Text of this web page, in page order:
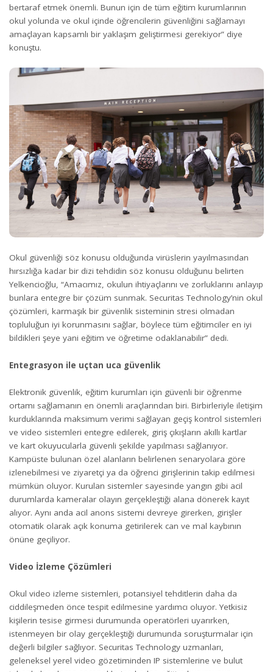
bertaraf etmek önemli. Bunun için de tüm eğitim kurumlarının
okul yolunda ve okul içinde öğrencilerin güvenliğini sağlamayı
amaçlayan kapsamlı bir yaklaşım geliştirmesi gerekiyor” diye
konuştu.
Okul güvenliği söz konusu olduğunda virüslerin yayılmasından
hırsızlığa kadar bir dizi tehdidin söz konusu olduğunu belirten
Yelkencioğlu, “Amacımız, okulun ihtiyaçlarını ve zorluklarını anlayıp
bunlara entegre bir çözüm sunmak. Securitas Technology’nin okul
çözümleri, karmaşık bir güvenlik sisteminin stresi olmadan
topluluğun iyi korunmasını sağlar, böylece tüm eğitimciler en iyi
bildikleri şeye yani eğitim ve öğretime odaklanabilir” dedi.
Entegrasyon ile uçtan uca güvenlik
Elektronik güvenlik, eğitim kurumları için güvenli bir öğrenme
ortamı sağlamanın en önemli araçlarından biri. Birbirleriyle iletişim
kurduklarında maksimum verimi sağlayan geçiş kontrol sistemleri
ve video sistemleri entegre edilerek, giriş çıkışların akıllı kartlar
ve kart okuyucularla güvenli şekilde yapılması sağlanıyor.
Kampüste bulunan özel alanların belirlenen senaryolara göre
izlenebilmesi ve ziyaretçi ya da öğrenci girişlerinin takip edilmesi
mümkün oluyor. Kurulan sistemler sayesinde yangın gibi acil
durumlarda kameralar olayın gerçekleştiği alana dönerek kayıt
alıyor. Aynı anda acil anons sistemi devreye girerken, girişler
otomatik olarak açık konuma getirilerek can ve mal kaybının
önüne geçiliyor.
Video İzleme Çözümleri
Okul video izleme sistemleri, potansiyel tehditlerin daha da
ciddileşmeden önce tespit edilmesine yardımcı oluyor. Yetkisiz
kişilerin tesise girmesi durumunda operatörleri uyarırken,
istenmeyen bir olay gerçekleştiği durumunda soruşturmalar için
değerli bilgiler sağlıyor. Securitas Technology uzmanları,
geleneksel yerel video gözetiminden IP sistemlerine ve bulut